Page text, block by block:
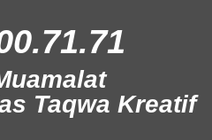
Taqwa Kreatif